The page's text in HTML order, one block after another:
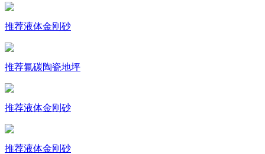
推荐液体金刚砂
推荐氟碳陶瓷地坪
推荐液体金刚砂
推荐液体金刚砂